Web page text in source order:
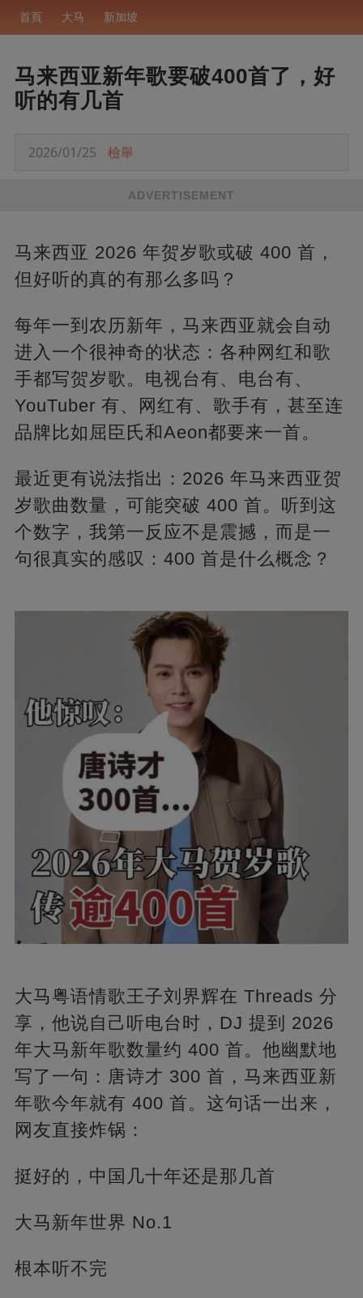
首頁 大马 新加坡
马来西亚新年歌要破400首了，好
听的有几首
2026/01/25 檢舉
ADVERTISEMENT
马来西亚 2026 年贺岁歌或破 400 首，
但好听的真的有那么多吗？
每年一到农历新年，马来西亚就会自动
进入一个很神奇的状态：各种网红和歌
手都写贺岁歌。电视台有、电台有、
YouTuber 有、网红有、歌手有，甚至连
品牌比如屈臣氏和Aeon都要来一首。
最近更有说法指出：2026 年马来西亚贺
岁歌曲数量，可能突破 400 首。听到这
个数字，我第一反应不是震撼，而是一
句很真实的感叹：400 首是什么概念？
大马粤语情歌王子刘界辉在 Threads 分
享，他说自己听电台时，DJ 提到 2026
年大马新年歌数量约 400 首。他幽默地
写了一句：唐诗才 300 首，马来西亚新
年歌今年就有 400 首。这句话一出来，
网友直接炸锅：
挺好的，中国几十年还是那几首
大马新年世界 No.1
根本听不完